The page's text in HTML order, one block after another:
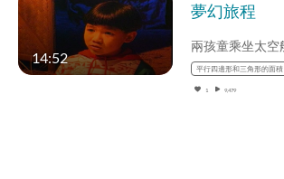
14:52
夢幻旅程
平行四邊形和三角形的面積
1 9,479